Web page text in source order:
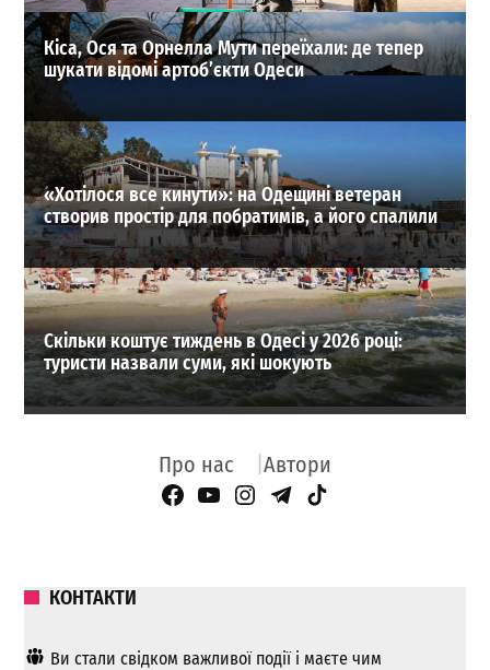
Кіса, Ося та Орнелла Мути переїхали: де тепер
шукати відомі артоб’єкти Одеси
«Хотілося все кинути»: на Одещині ветеран
створив простір для побратимів, а його спалили
Скільки коштує тиждень в Одесі у 2026 році:
туристи назвали суми, які шокують
Про нас Автори
Facebook Page
YouTube
Instagram
Telegram
TikTok
КОНТАКТИ
Ви стали свідком важливої ​​події і маєте чим